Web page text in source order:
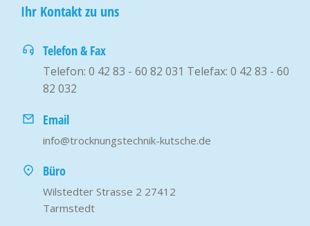
Ihr Kontakt zu uns
Telefon & Fax
Telefon: 0 42 83 - 60 82 031 Telefax: 0 42 83 - 60
82 032
Email
info@trocknungstechnik-kutsche.de
Büro
Wilstedter Strasse 2 27412
Tarmstedt